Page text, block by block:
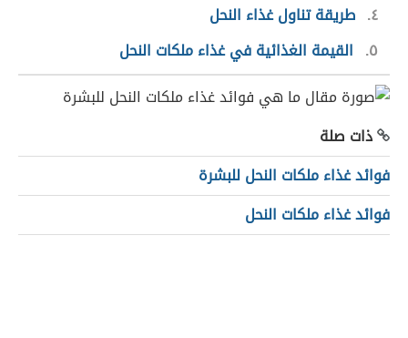
٤ طريقة تناول غذاء النحل
٥
القيمة الغذائية في غذاء ملكات النحل
ذات صلة
فوائد غذاء ملكات النحل للبشرة
فوائد غذاء ملكات النحل